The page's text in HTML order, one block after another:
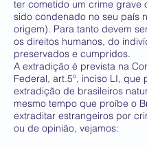
ter cometido um crime grave
sido condenado no seu país
origem). Para tanto devem
os direitos humanos, do
preservados e cumpridos.
A extradição é prevista na
Federal, art.5º, inciso LI, que
extradição de brasileiros
mesmo tempo que proíbe o
extraditar estrangeiros por
ou de opinião, vejamos: